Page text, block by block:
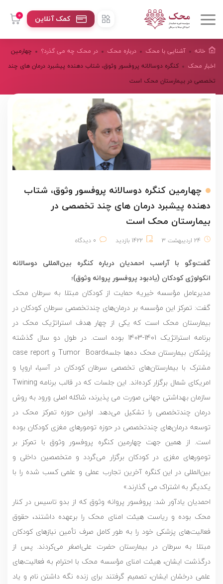
0 کمک آنلاین
خانه آشنایی با محک درباره محک
در محک چه می گذرد؟
اخبار محک
چهارمین
کنگره دوسالانه پروفسور وثوق، شتاب دهنده پیشبرد درمان های چند
تخصصی در بیمارستان محک است
چهارمین کنگره دوسالانه پروفسور وثوق، شتاب
دهنده پیشبرد درمان های چند تخصصی در
بیمارستان محک است
24 اردیبهشت 3 1422 بازدید 0 دیدگاه
گفت‌وگو با آراسب احمدیان درباره‌ کنگره بین‌المللی دوسالانه
انکولوژی کودکان (یادبود پروفسور پروانه وثوق)؛
مدیرعامل مؤسسه خیریه حمایت از کودکان مبتلا به سرطان محک
گفت: تمرکز این مؤسسه بر درمان‌های چندتخصصی سرطان کودکان در
بیمارستان محک است که یکی از چهار هدف استراتژیک محک در
برنامه استراتژیک 1401-1403 بوده است. در طول دو سال گذشته
پزشکان بیمارستان محک ده‌ها جلسهTumor Board و case report
مشترک با بیمارستان‌های تخصصی سرطان کودکان در آسیا، اروپا و
امریکای شمال برگزار کرده‌اند. این جلسات که در قالب برنامه Twining
سازمان بهداشتی جهانی صورت می پذیرند، شاکله اصلی ورود به روش
درمان چندتخصصی را تشکیل می‌دهد. اولین حوزه تمرکز محک در
توسعه درمان‌های چندتخصصی در حوزه تومورهای مغزی کودکان بوده
است. از همین جهت چهارمین کنگره پروفسور وثوق با تمرکز بر
تومورهای مغزی در کودکان برگزار می‌گردد و متخصصین داخلی و
بین‌المللی در این کنگره آخرین تجارب عملی و علمی کسب شده را با
یکدیگر به اشتراک می گذارند.»
احمدیان یادآور شد: پروفسور پروانه وثوق که از بدو تاسیس در کنار
محک بوده و ریاست هیئت امنای محک را برعهده داشتند، حقوق
فعالیت‌های پزشکی خود را به طور کامل صرف تأمین نیاز‌های کودکان
مبتلا به سرطان در بیمارستان حضرت علی‌اصغر می‌کردند. پس از
درگذشت ایشان، هیئت امنای مؤسسه محک با احترام به فعالیت‌های
علمی درخشان ایشان، تصمیم گرفتند برای زنده نگه داشتن نام و یاد